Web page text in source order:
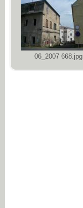
06_2007 668.jpg